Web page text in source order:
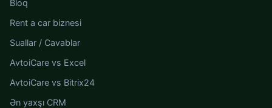
Bloq
Rent a car biznesi
Suallar / Cavablar
AvtoiCare vs Excel
AvtoiCare vs Bitrix24
Ən yaxşı CRM